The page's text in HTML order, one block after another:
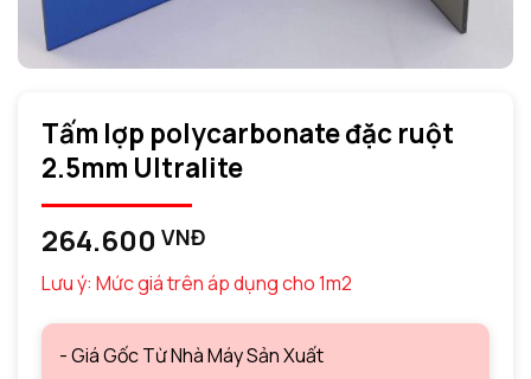
Tấm lợp polycarbonate đặc ruột
2.5mm Ultralite
264.600 VNĐ
Lưu ý: Mức giá trên áp dụng cho 1m2
- Giá Gốc Từ Nhà Máy Sản Xuất